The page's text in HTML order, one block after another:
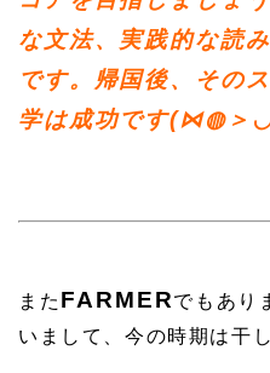
な文法、実践的な読み
です。帰国後、
その
学は成功です(⋈◍
また FARMERでもあり
いまして、 今の時期は干